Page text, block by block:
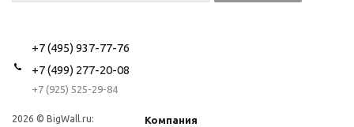
+7 (495) 937-77-76
+7 (499) 277-20-08
+7 (925) 525-29-84
2026 © BigWall.ru:
Компания